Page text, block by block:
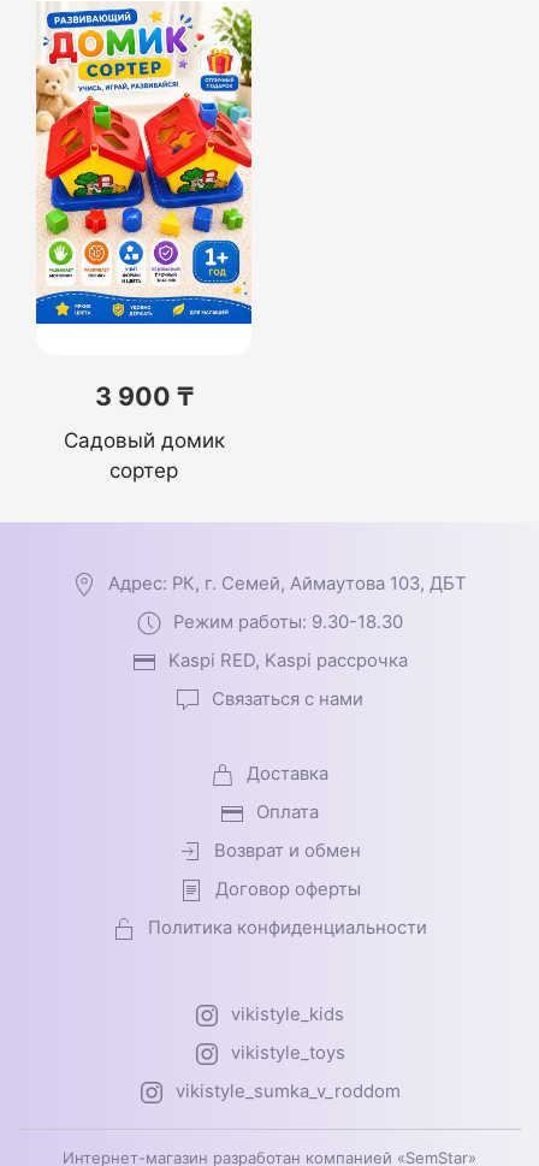
3 900 ₸
Садовый домик
сортер
Адрес: РК, г. Семей, Аймаутова 103, ДБТ
Режим работы: 9.30-18.30
Kaspi RED, Kaspi рассрочка
Связаться с нами
Доставка
Оплата
Возврат и обмен
Договор оферты
Политика конфиденциальности
vikistyle_kids
vikistyle_toys
vikistyle_sumka_v_roddom
Интернет-магазин разработан компанией «SemStar»